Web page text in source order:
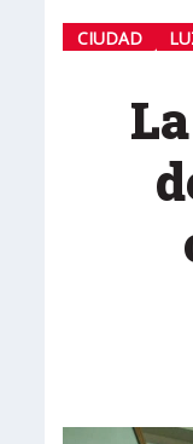
CIUDAD